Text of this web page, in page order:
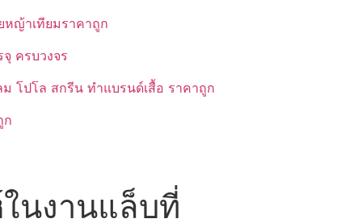
หญ้าเทียมราคาถูก
ครบวงจร
โปโล สกรีน ทำแบรนด์เสื้อ ราคาถูก
ก
นงานแล็บที่